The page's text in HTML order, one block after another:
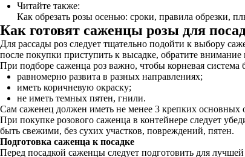
Читайте также:
Как обрезать розы осенью: сроки, правила обрезки,
Как готовят саженцы розы для
Для рассады роз следует тщательно подойти к выбору
после покупки приступить к высадке, обратите
При подборе саженца роз важно, чтобы корневая система
равномерно развита в разных направлениях;
иметь коричневую окраску;
не иметь темных пятен, гнили.
Сам саженец должен иметь не менее 3 крепких
При покупке розового саженца в контейнере следует
быть свежими, без сухих участков, повреждений, пятен.
Подготовка саженца к посадке
Перед посадкой саженцы следует подготовить для